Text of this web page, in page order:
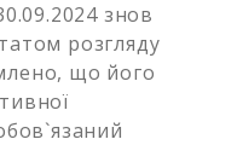
знов
розгляду
що його